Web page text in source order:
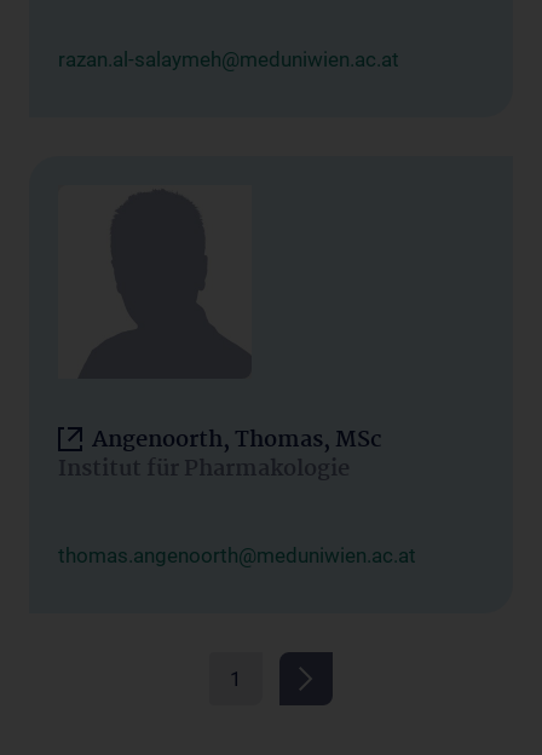
razan.al-salaymeh@meduniwien.ac.at
Angenoorth, Thomas, MSc
Institut für Pharmakologie
thomas.angenoorth@meduniwien.ac.at
1